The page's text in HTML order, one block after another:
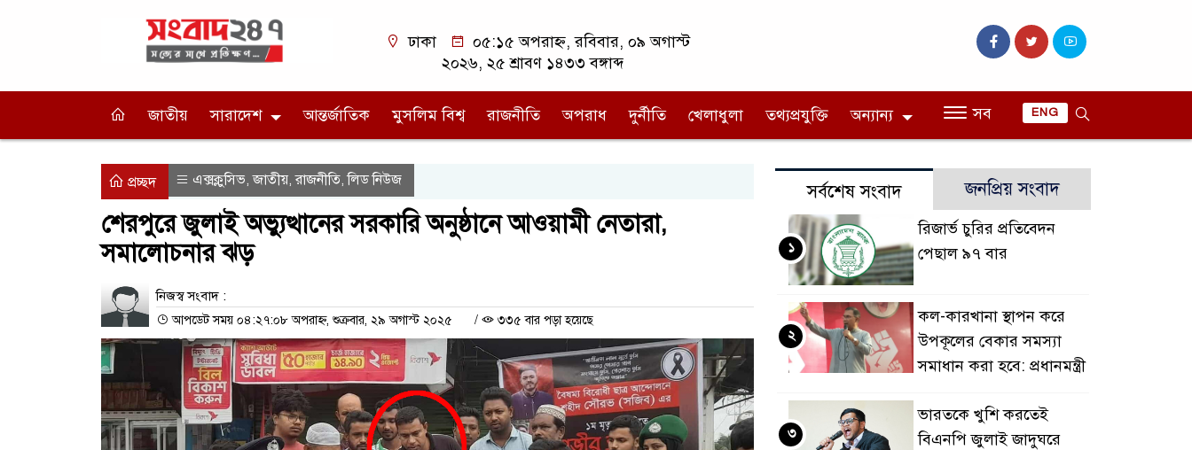
ঢাকা
০৫:১৫ অপরাহ্ন, রবিবার, ০৯ অগাস্ট
২০২৬, ২৫ শ্রাবণ ১৪৩৩ বঙ্গাব্দ
জাতীয় সারাদেশ আন্তর্জাতিক মুসলিম বিশ্ব রাজনীতি অপরাধ দুর্নীতি খেলাধুলা তথ্যপ্রযুক্তি অন্যান্য সব ENG
প্রচ্ছদ এক্সক্লুসিভ,জাতীয়,রাজনীতি,লিড নিউজ
শেরপুরে জুলাই অভ্যুত্থানের সরকারি অনুষ্ঠানে আওয়ামী নেতারা,
সমালোচনার ঝড়
নিজস্ব সংবাদ :
আপডেট সময় ০৪:২৭:০৮ অপরাহ্ন, শুক্রবার, ২৯ অগাস্ট ২০২৫ / ৩৩৫ বার পড়া হয়েছে
সর্বশেষ সংবাদ জনপ্রিয় সংবাদ
রিজার্ভ চুরির প্রতিবেদন
পেছাল ৯৭ বার
১
কল-কারখানা স্থাপন করে
উপকূলের বেকার সমস্যা
সমাধান করা হবে: প্রধানমন্ত্রী
২
ভারতকে খুশি করতেই
বিএনপি জুলাই জাদুঘরে
৩